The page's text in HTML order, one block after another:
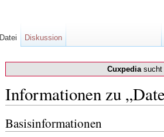
Cuxpediasucht
Informationen zu
Basisinformationen
Datei Diskussion